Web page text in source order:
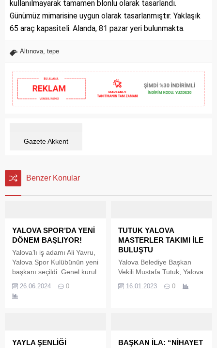
kullanılmayarak tamamen blonlu olarak tasarlandı.
Günümüz mimarisine uygun olarak tasarlanmıştır. Yaklaşık
65 araç kapasiteli. Alanda, 81 pazar yeri bulunmakta.
Altınova tepe
Gazete Akkent
Benzer Konular
YALOVA SPOR’DA YENİ
DÖNEM BAŞLIYOR!
Yalova’lı iş adamı Ali Yavru,
Yalova Spor Kulübünün yeni
başkanı seçildi. Genel kurul
Kulübüp Başkanlığı için
kongre düzenlendi.
oldu. Aday olan Ali Yavru ve
26.06.2024 0
TUTUK YALOVA
MASTERLER TAKIMI İLE
BULUŞTU
Yalova Belediye Başkan
Vekili Mustafa Tutuk, Yalova
düzenlenen programda bir
Tutuk, gerekli desteğin her
16.01.2023 0
YAYLA ŞENLİĞİ
BAŞKAN İLA: “NİHAYET